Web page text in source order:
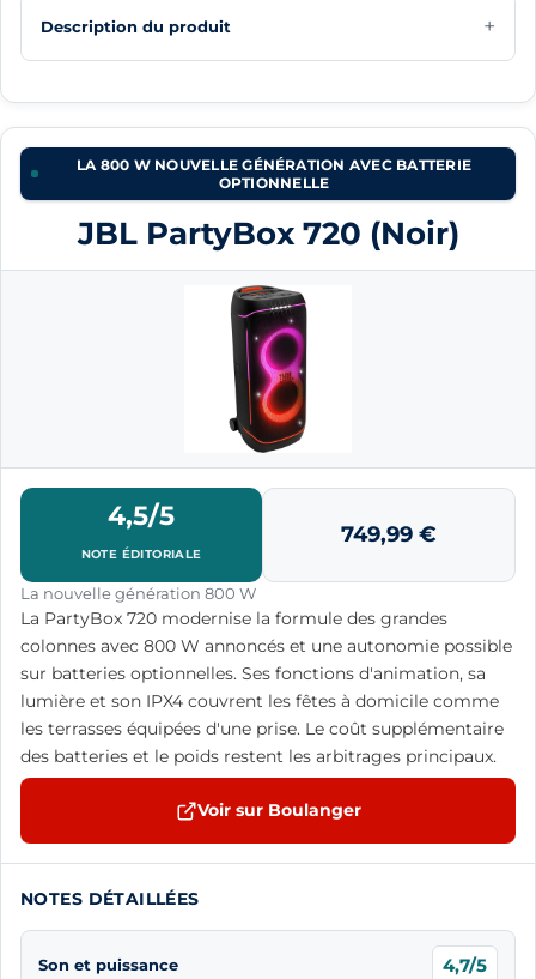
Description du produit
LA 800 W NOUVELLE GÉNÉRATION AVEC BATTERIE
OPTIONNELLE
JBL PartyBox 720 (Noir)
4,5/5
NOTE ÉDITORIALE
749,99 €
La nouvelle génération 800 W
La PartyBox 720 modernise la formule des grandes
colonnes avec 800 W annoncés et une autonomie possible
sur batteries optionnelles. Ses fonctions d'animation, sa
lumière et son IPX4 couvrent les fêtes à domicile comme
les terrasses équipées d'une prise. Le coût supplémentaire
des batteries et le poids restent les arbitrages principaux.
Voir sur Boulanger
NOTES DÉTAILLÉES
Son et puissance 4,7/5